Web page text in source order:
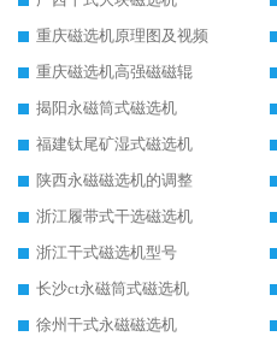
重庆磁选机原理图及视频
重庆磁选机高强磁磁辊
揭阳永磁筒式磁选机
福建钛尾矿湿式磁选机
陕西永磁磁选机的调整
浙江履带式干选磁选机
浙江干式磁选机型号
长沙ct永磁筒式磁选机
徐州干式永磁磁选机